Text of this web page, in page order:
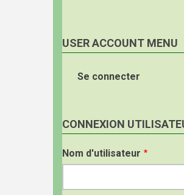
USER ACCOUNT MENU
Se connecter
CONNEXION
Nom d'utilisateur